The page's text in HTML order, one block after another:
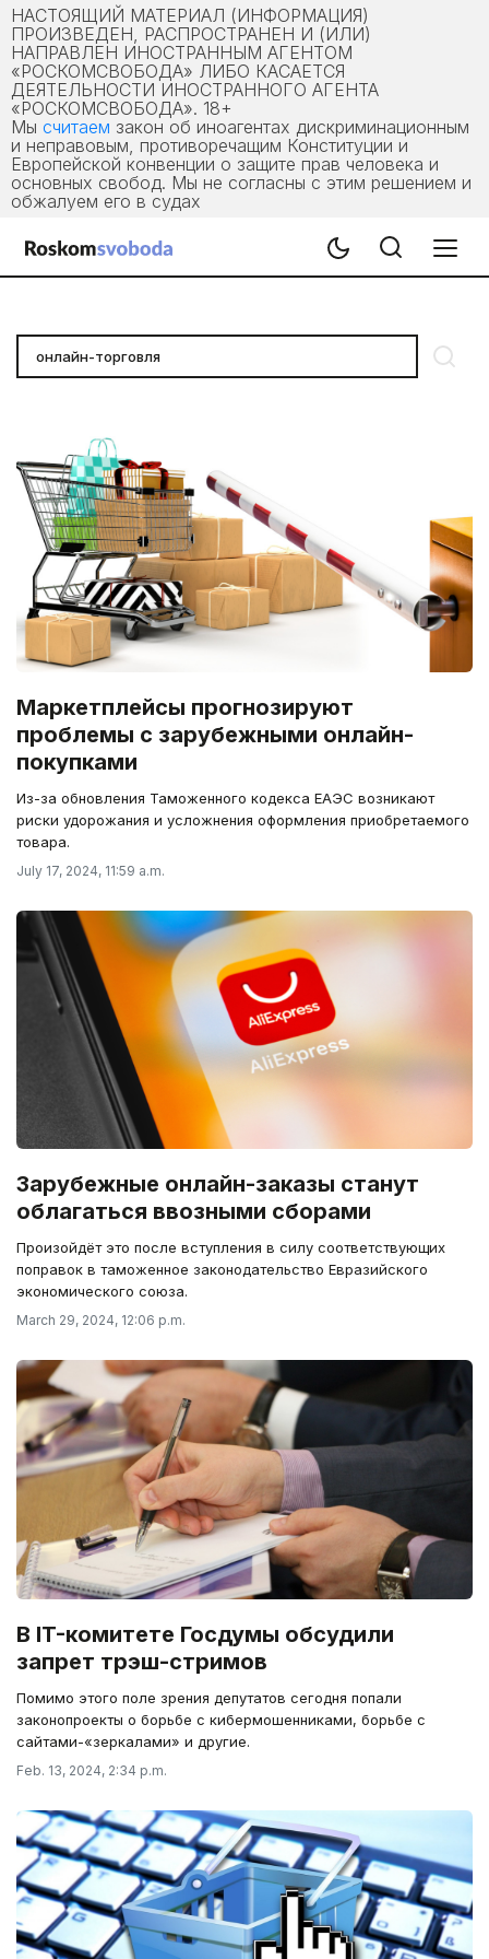
НАСТОЯЩИЙ МАТЕРИАЛ (ИНФОРМАЦИЯ)
ПРОИЗВЕДЕН, РАСПРОСТРАНЕН И (ИЛИ)
НАПРАВЛЕН ИНОСТРАННЫМ АГЕНТОМ
«РОСКОМСВОБОДА» ЛИБО КАСАЕТСЯ
ДЕЯТЕЛЬНОСТИ ИНОСТРАННОГО АГЕНТА
«РОСКОМСВОБОДА». 18+
Мы считаем закон об иноагентах дискриминационным
и неправовым, противоречащим Конституции и
Европейской конвенции о защите прав человека и
основных свобод. Мы не согласны с этим решением и
обжалуем его в судах
Маркетплейсы прогнозируют
проблемы с зарубежными онлайн-
покупками
Из-за обновления Таможенного кодекса ЕАЭС возникают
риски удорожания и усложнения оформления приобретаемого
товара.
July 17, 2024, 11:59 a.m.
Зарубежные онлайн-заказы станут
облагаться ввозными сборами
Произойдёт это после вступления в силу соответствующих
поправок в таможенное законодательство Евразийского
экономического союза.
March 29, 2024, 12:06 p.m.
В IT-комитете Госдумы обсудили
запрет трэш-стримов
Помимо этого поле зрения депутатов сегодня попали
законопроекты о борьбе с кибермошенниками, борьбе с
сайтами-«зеркалами» и другие.
Feb. 13, 2024, 2:34 p.m.